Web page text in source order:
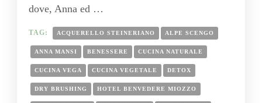
dove, Anna ed …
TAG: ACQUERELLO STEINERIANO ALPE SCENGO
ANNA MANSI BENESSERE CUCINA NATURALE
CUCINA VEGA CUCINA VEGETALE DETOX
DRY BRUSHING HOTEL BENVEDERE MIOZZO